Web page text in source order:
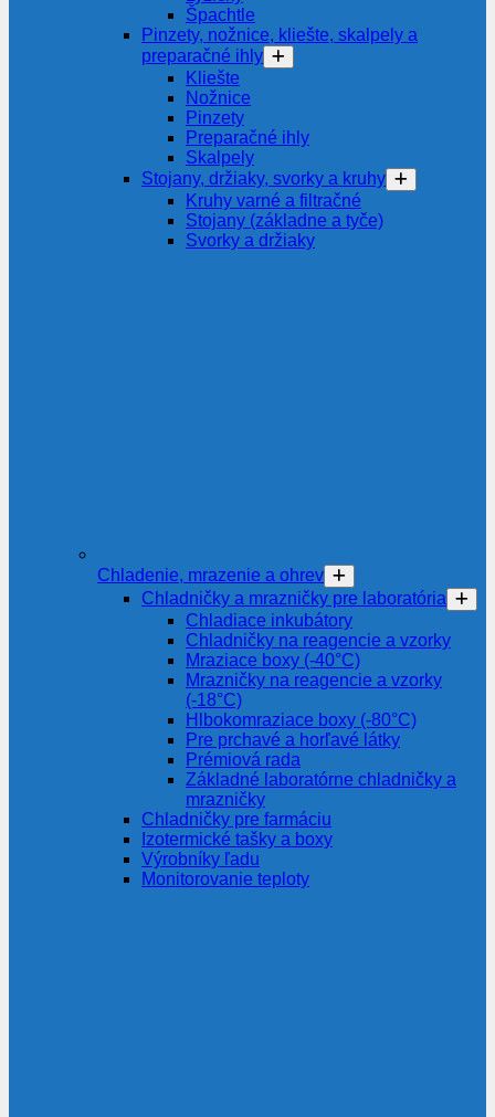
Špachtle
Pinzety, nožnice, kliešte, skalpely a
preparačné ihly
Kliešte
Nožnice
Pinzety
Preparačné ihly
Skalpely
Stojany, držiaky, svorky a kruhy
Kruhy varné a filtračné
Stojany (základne a tyče)
Svorky a držiaky
Chladenie, mrazenie a ohrev
Chladničky a mrazničky pre laboratória
Chladiace inkubátory
Chladničky na reagencie a vzorky
Mraziace boxy (-40°C)
Mrazničky na reagencie a vzorky
(-18°C)
Hlbokomraziace boxy (-80°C)
Pre prchavé a horľavé látky
Prémiová rada
Základné laboratórne chladničky a
mrazničky
Chladničky pre farmáciu
Izotermické tašky a boxy
Výrobníky ľadu
Monitorovanie teploty